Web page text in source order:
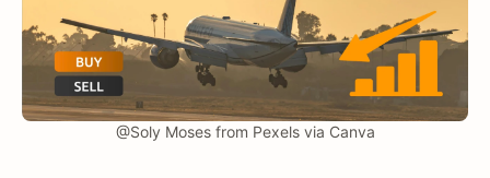
@Soly Moses from Pexels via Canva